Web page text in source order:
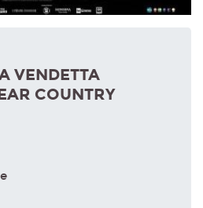
VENDETTA
COUNTRY